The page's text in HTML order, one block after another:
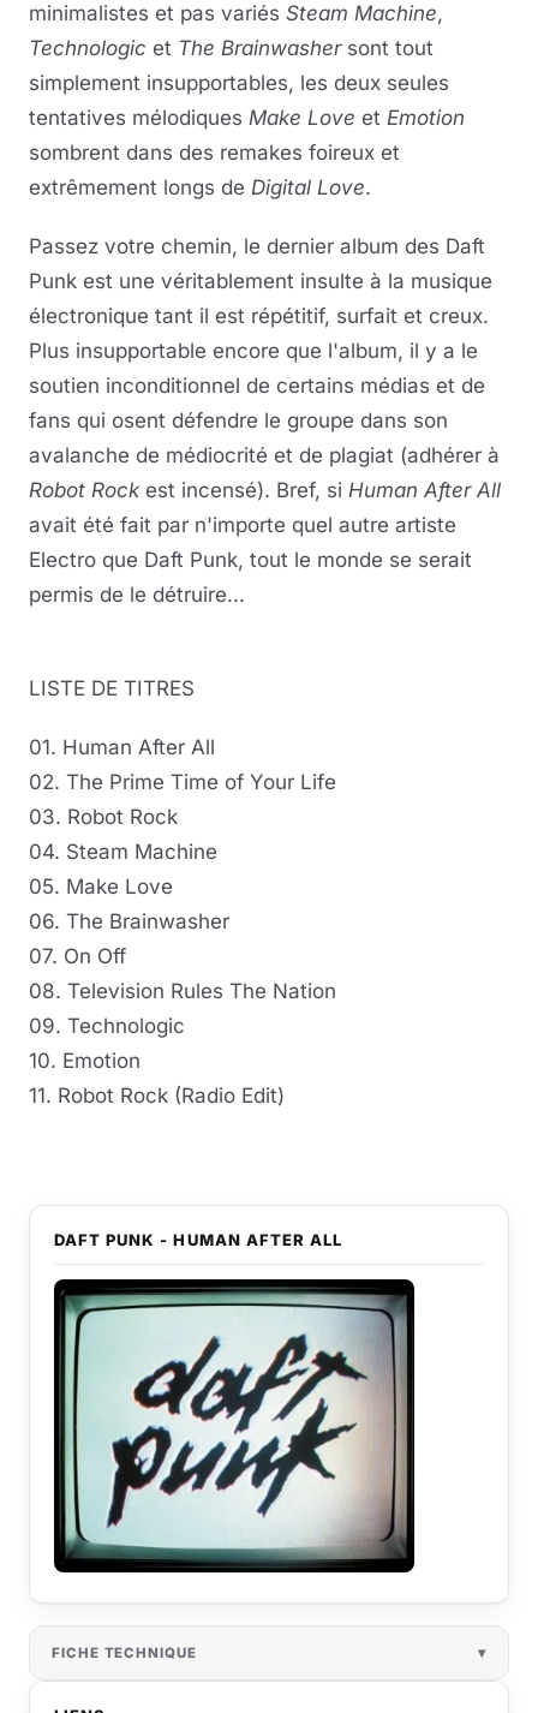
minimalistes et pas variés Steam Machine,
Technologic et The Brainwashersont tout
simplement insupportables, les deux seules
tentatives mélodiques Make Love et Emotion
sombrent dans des remakes foireux et
extrêmement longs de Digital Love.
Passez votre chemin, le dernier album des Daft
Punk est une véritablement insulte à la musique
électronique tant il est répétitif, surfait et creux.
Plus insupportable encore que l'album, il y a le
soutien inconditionnel de certains médias et de
fans qui osent défendre le groupe dans son
avalanche de médiocrité et de plagiat (adhérer à
Robot Rock est incensé). Bref, si Human After All
avait été fait par n'importe quel autre artiste
Electro que Daft Punk, tout le monde se serait
permis de le détruire...
LISTE DE TITRES
01. Human After All
02. The Prime Time of Your Life
03. Robot Rock
04. Steam Machine
05. Make Love
06. The Brainwasher
07. On Off
08. Television Rules The Nation
09. Technologic
10. Emotion
11. Robot Rock (Radio Edit)
DAFT PUNK - HUMAN AFTER ALL
FICHE TECHNIQUE